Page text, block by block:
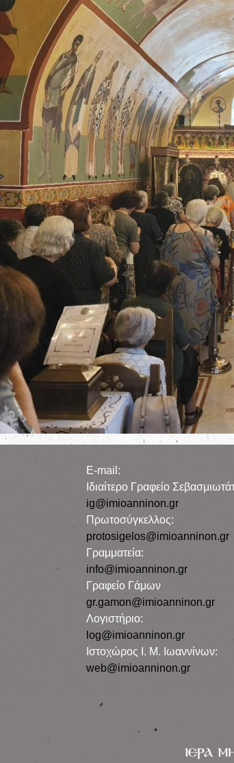
E-mail:
Iδιαίτερο Γραφείο
ig@imioanninon.gr
Πρωτοσύγκελλος:
protosigelos@imioanninon.gr
Γραμματεία:
info@imioanninon.gr
Γραφείο Γάμων
gr.gamon@imioanninon.gr
Λογιστήριο:
log@imioanninon.gr
Ιστοχώρος Ι. Μ. Ιωαννίνων:
web@imioanninon.gr